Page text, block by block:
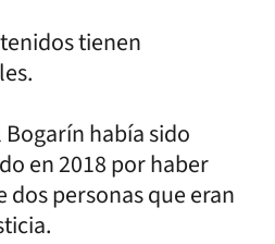
tienen
había sido
en 2018 por haber
personas que eran